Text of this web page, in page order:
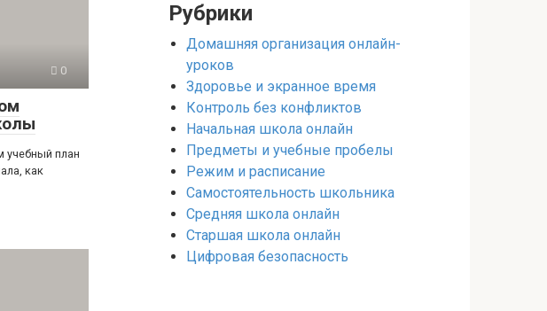
0
учебный план
как
Рубрики
Домашняя организация онлайн-
уроков
Здоровье и экранное время
Контроль без конфликтов
Начальная школа онлайн
Предметы и учебные пробелы
Режим и расписание
Самостоятельность школьника
Средняя школа онлайн
Старшая школа онлайн
Цифровая безопасность